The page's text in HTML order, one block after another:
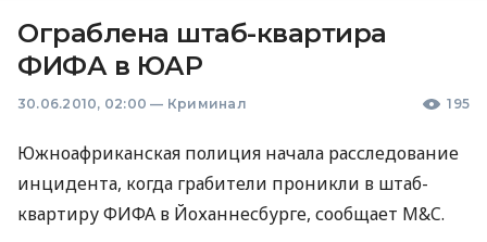
Ограблена штаб-квартира
ФИФА в ЮАР
30.06.2010, 02:00 — Криминал 195
Южноафриканская полиция начала расследование
инцидента, когда грабители проникли в штаб-
квартиру ФИФА в Йоханнесбурге, сообщает M&C.